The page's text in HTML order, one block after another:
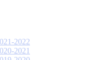
2022
2021